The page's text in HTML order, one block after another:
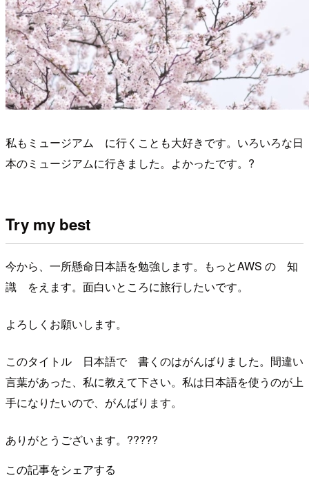
私もミュージアム に行くことも大好きです。いろいろな日
本のミュージアムに行きました。よかったです。?
Try my best
今から、一所懸命日本語を勉強します。もっとAWS の 知
識 をえます。面白いところに旅行したいです。
よろしくお願いします。
このタイトル 日本語で 書くのはがんばりました。間違い
言葉があった、私に教えて下さい。私は日本語を使うのが上
手になりたいので、がんばります。
ありがとうございます。?????
この記事をシェアする